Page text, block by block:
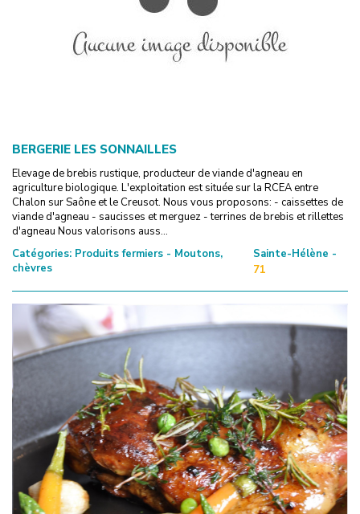
BERGERIE LES SONNAILLES
Elevage de brebis rustique, producteur de viande d'agneau en
agriculture biologique. L'exploitation est située sur la RCEA entre
Chalon sur Saône et le Creusot. Nous vous proposons: - caissettes de
viande d'agneau - saucisses et merguez - terrines de brebis et rillettes
d'agneau Nous valorisons auss...
Catégories: Produits fermiers - Moutons,
chèvres
Sainte-Hélène -
71